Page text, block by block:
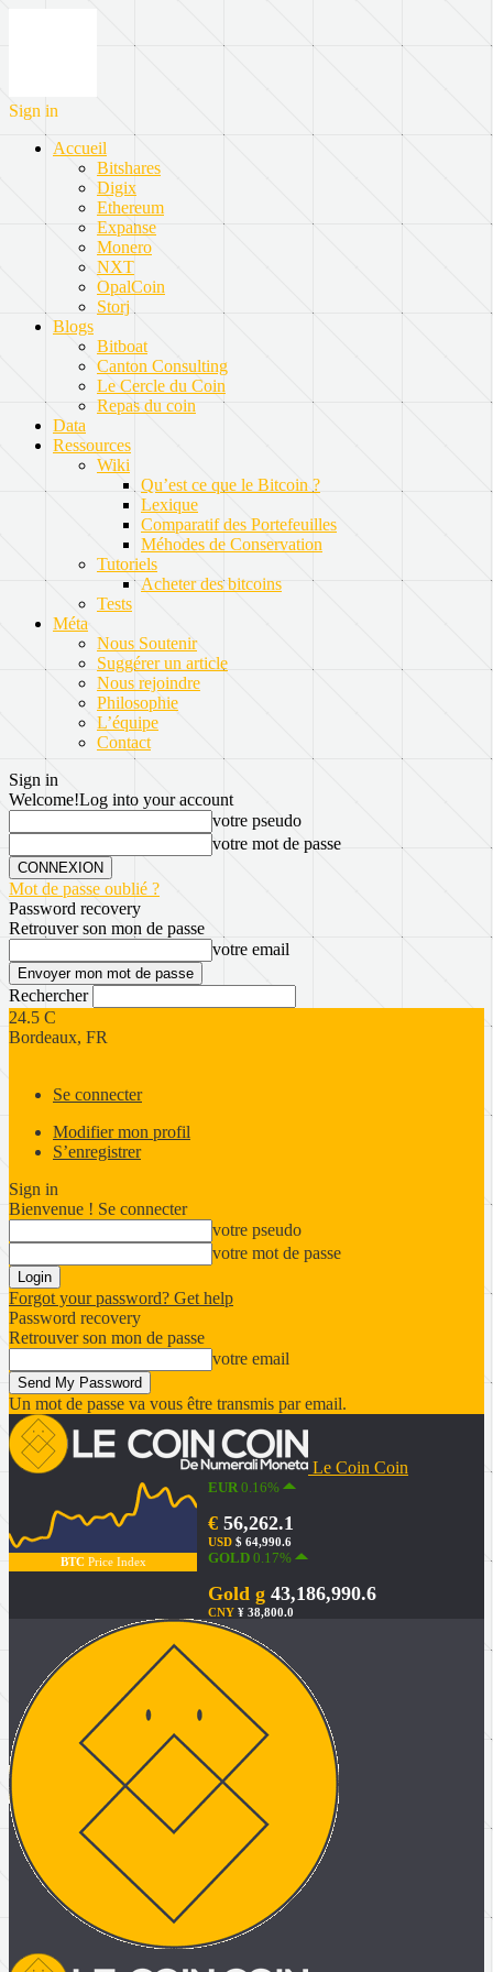
Sign in
Accueil
Bitshares
Digix
Ethereum
Expanse
Monero
NXT
OpalCoin
Storj
Blogs
Bitboat
Canton Consulting
Le Cercle du Coin
Repas du coin
Data
Ressources
Wiki
Qu’est ce que le Bitcoin ?
Lexique
Comparatif des Portefeuilles
Méhodes de Conservation
Tutoriels
Acheter des bitcoins
Tests
Méta
Nous Soutenir
Suggérer un article
Nous rejoindre
Philosophie
L’équipe
Contact
Sign in
Welcome!Log into your account
votre pseudo
votre mot de passe
Mot de passe oublié ?
Password recovery
Retrouver son mon de passe
votre email
Rechercher
24.5 C
Bordeaux, FR
Se connecter
Modifier mon profil
S’enregistrer
Sign in
Bienvenue ! Se connecter
votre pseudo
votre mot de passe
Forgot your password? Get help
Password recovery
Retrouver son mon de passe
votre email
Un mot de passe va vous être transmis par email.
Le Coin Coin
BTCPrice Index
EUR0.16%
€ 56,262.1
USD $ 64,990.6
GOLD 0.17%
Gold g 43,186,990.6
CNY ¥ 38,800.0